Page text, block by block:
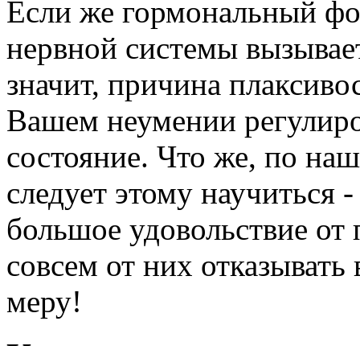
Если же гормональный
нервной системы
значит, причина
Вашем неумении
состояние. Что же, по
следует этому
большое удовольствие от
совсем от них
меру!